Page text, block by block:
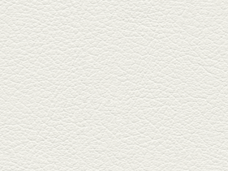
『白岳』を使った『旨み緑茶
割』で乾杯！
2026年3月13日放送
焼鳥おまかせ８本
健軍自衛隊通り『焼鳥 菖蒲谷』
で最高級の焼鳥を味わう。『銀
しろ...
2026年2月20日放送
1000円で飲めますｾｯﾄ＆